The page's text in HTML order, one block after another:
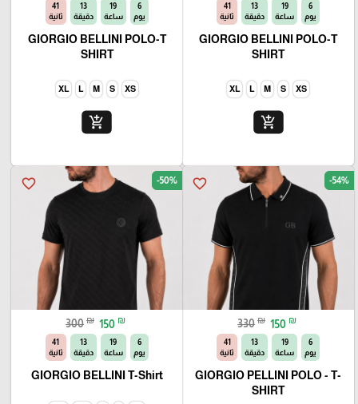
6
يوم
19
ساعة
13
دقيقة
40
ثانية
GIORGIO BELLINI POLO-T
SHIRT
XS
S
M
L
XL
add_shopping_cart
6
يوم
19
ساعة
13
دقيقة
40
ثانية
GIORGIO BELLINI POLO-T
SHIRT
XS
S
M
L
XL
add_shopping_cart
favorite_border -54%
330 ₪ 150 ₪
6
يوم
19
ساعة
13
دقيقة
40
ثانية
GIORGIO PELLINI POLO - T-
SHIRT
favorite_border -50%
300 ₪ 150 ₪
6
يوم
19
ساعة
13
دقيقة
40
ثانية
GIORGIO BELLINI T-Shirt